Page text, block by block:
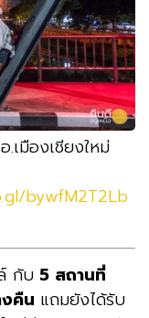
.เมืองเชียงใหม่
bywfM2T2Lb
กับ 5 สถานที่
คืน แถมยังได้รับ